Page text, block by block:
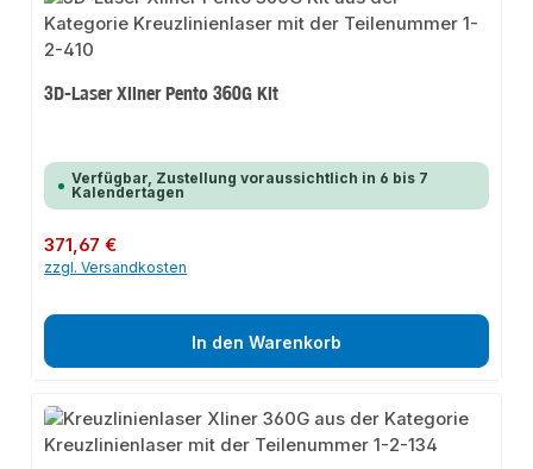
3D-Laser Xliner Pento 360G Kit
Verfügbar, Zustellung voraussichtlich in 6 bis 7
Kalendertagen
Regulärer Preis:
371,67 €
zzgl. Versandkosten
In den Warenkorb